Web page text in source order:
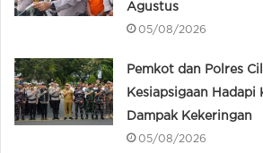
Agustus
05/08/2026
Pemkot dan Polres
Kesiapsigaan Hadapi
Dampak Kekeringan
05/08/2026